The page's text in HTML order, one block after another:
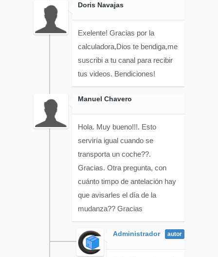
Doris Navajas
Exelente! Gracias por la
calculadora,Dios te bendiga,me
suscribi a tu canal para recibir
tus videos. Bendiciones!
Manuel Chavero
Hola. Muy bueno!!!. Esto
serviría igual cuando se
transporta un coche??.
Gracias. Otra pregunta, con
cuánto timpo de antelación hay
que avisarles el día de la
mudanza?? Gracias
Administrador